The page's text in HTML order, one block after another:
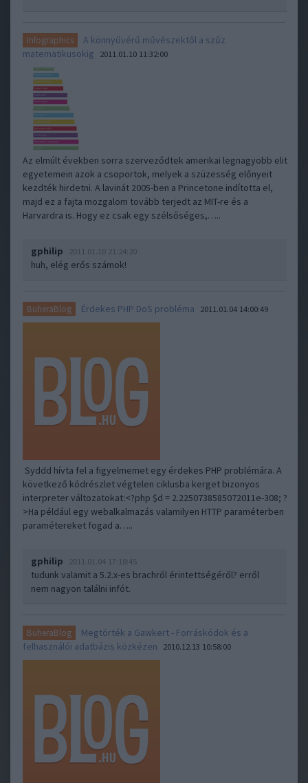
Infographics
A könnyűvérű művészektől a szűz
matematikusokig
2011.01.10 11:32:00
Az elmúlt években sorra szerveződtek amerikai legnagyobb elit
egyetemein azok a csoportok, melyek a szüzesség előnyeit
kezdték hirdetni. A lavinát 2005-ben a Princetone indította el,
majd ez a fajta mozgalom tovább terjedt az MIT-re és a
Harvardra is. Hogy ez csak egy szélsőséges,…..
gphilip 2011.01.10 21:24:20
huh, elég erős számok!
BuheraBlog Érdekes PHP DoS probléma 2011.01.04 14:00:49
Syddd hívta fel a figyelmemet egy érdekes PHP problémára. A
következő kódrészlet végtelen ciklusba kerget bizonyos
interpreter változatokat:<?php $d = 2.2250738585072011e-308; ?
>Ha például egy webalkalmazás valamilyen HTTP paraméterben
paramétereket fogad a…..
gphilip 2011.01.04 17:18:45
tudunk valamit a 5.2.x-es brachről érintettségéről? erről
nem nagyon találni infót.
BuheraBlog
Megtörték a Gawkert - Forráskódok és a
felhasználói adatbázis közkézen
2010.12.13 10:58:00